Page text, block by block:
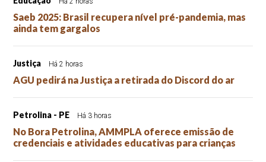
Saeb 2025: Brasil recupera nível pré-pandemia, mas
ainda tem gargalos
Justiça Há 2 horas
AGU pedirá na Justiça a retirada do Discord do ar
Petrolina - PE Há 3 horas
No Bora Petrolina, AMMPLA oferece emissão de
credenciais e atividades educativas para crianças